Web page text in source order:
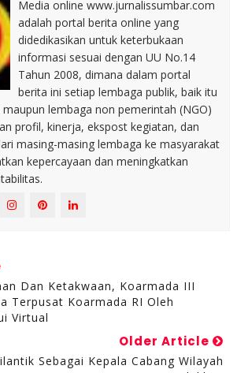
Media online www.jurnalissumbar.com
adalah portal berita online yang
didedikasikan untuk keterbukaan
informasi sesuai dengan UU No.14
Tahun 2008, dimana dalam portal
berita ini setiap lembaga publik, baik itu
lembaga non pemerintah (NGO)
profil, kinerja, ekspost kegiatan, dan
masing-masing lembaga ke masyarakat
kepercayaan dan meningkatkan
Dan Ketakwaan, Koarmada III
Terpusat Koarmada RI Oleh
Virtual
Older Article
Sebagai Kepala Cabang Wilayah